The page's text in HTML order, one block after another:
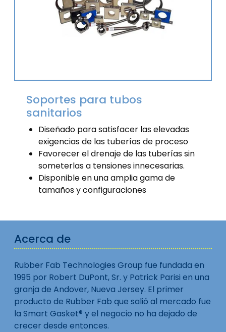
Soportes para tubos
sanitarios
Diseñado para satisfacer las elevadas
exigencias de las tuberías de proceso
Favorecer el drenaje de las tuberías sin
someterlas a tensiones innecesarias.
Disponible en una amplia gama de
tamaños y configuraciones
Acerca de
Rubber Fab Technologies Group fue fundada en
1995 por Robert DuPont, Sr. y Patrick Parisi en una
granja de Andover, Nueva Jersey. El primer
producto de Rubber Fab que salió al mercado fue
la Smart Gasket® y el negocio no ha dejado de
crecer desde entonces.